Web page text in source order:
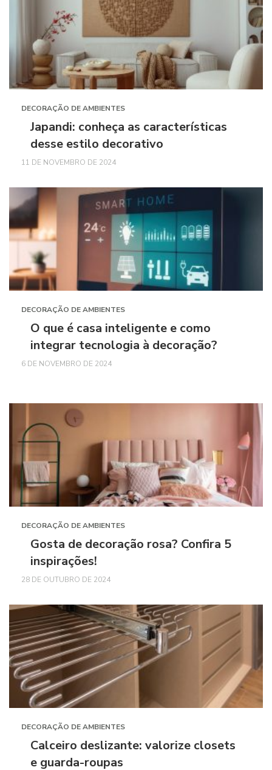
DECORAÇÃO DE AMBIENTES
Japandi: conheça as características
desse estilo decorativo
11 DE NOVEMBRO DE 2024
DECORAÇÃO DE AMBIENTES
O que é casa inteligente e como
integrar tecnologia à decoração?
6 DE NOVEMBRO DE 2024
DECORAÇÃO DE AMBIENTES
Gosta de decoração rosa? Confira 5
inspirações!
28 DE OUTUBRO DE 2024
DECORAÇÃO DE AMBIENTES
Calceiro deslizante: valorize closets
e guarda-roupas